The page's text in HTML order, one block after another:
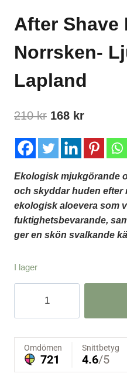
After Shave
Norrsken-
Lapland
210kr Det
priset
var:
210 kr.
168 krDet
priset
är:
168 kr.
Ekologisk mjukgörande
och skyddar huden efter
ekologisk aloevera som
fuktighetsbevarande,
ger en skön svalkande
I lager
Balm
Ljung